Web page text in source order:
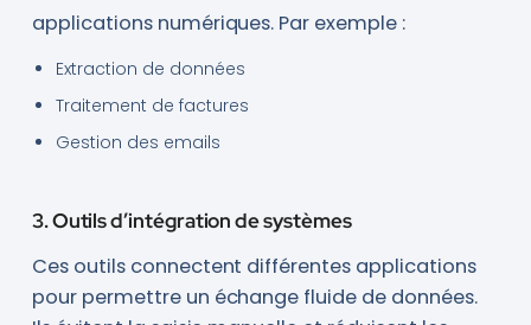
applications numériques. Par exemple :
Extraction de données
Traitement de factures
Gestion des emails
3. Outils d’intégration de systèmes
Ces outils connectent différentes applications
pour permettre un échange fluide de données.